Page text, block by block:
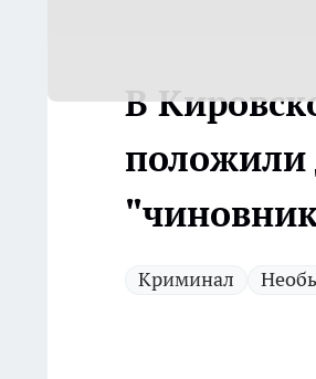
В
положили
Криминал